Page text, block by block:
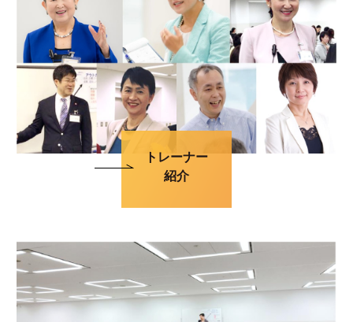
トレーナー
紹介